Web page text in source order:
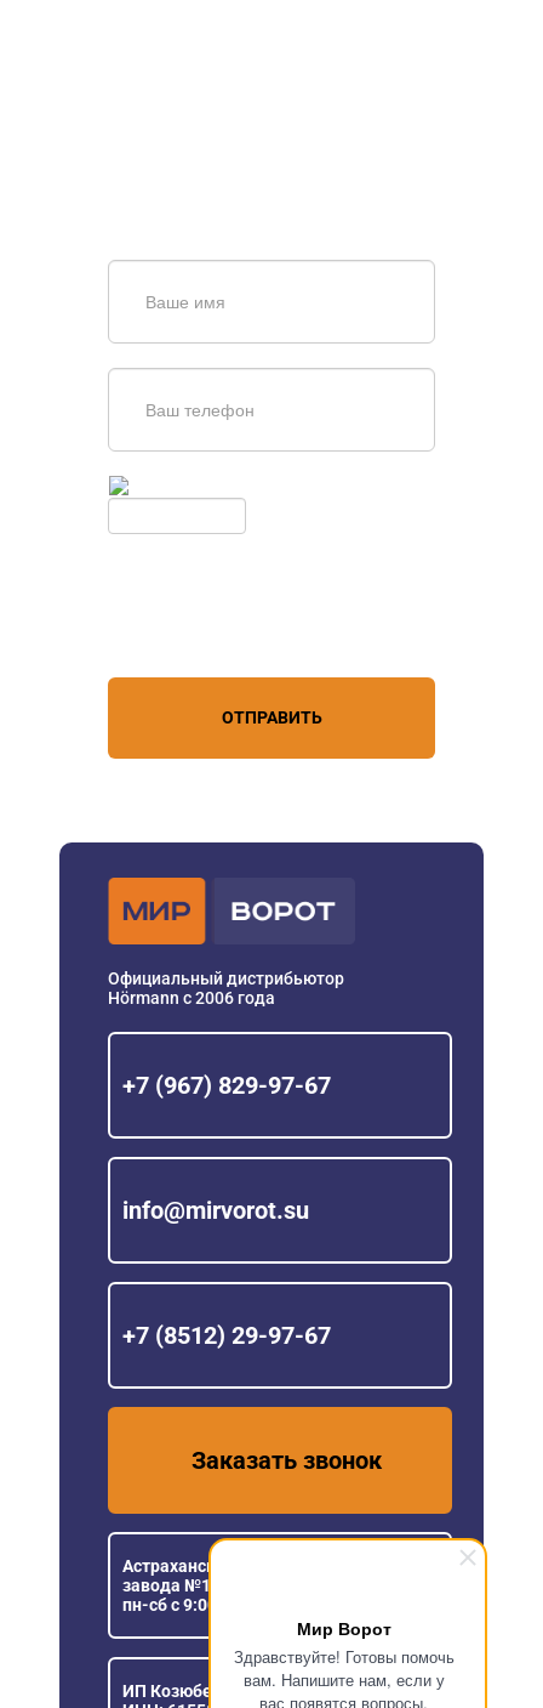
Мир Ворот
Здравствуйте! Готовы помочь
вам. Напишите нам, если у
вас появятся вопросы.
ОТПРАВИТЬ
Официальный дистрибьютор
Hörmann с 2006 года
+7 (967) 829-97-67
info@mirvorot.su
+7 (8512) 29-97-67
Заказать звонок
Астраханская область, пос. Кирпичного
завода №1, ул. Новая, 5
пн-сб с 9:00 до 18:00
ИП Козюберда Денис Александрович